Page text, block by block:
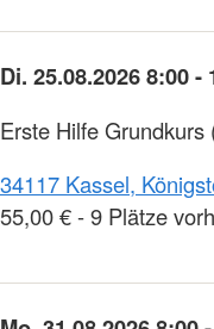
Di. 25.08.2026 8:00 -
Erste Hilfe Grundkurs
34117 Kassel,
55,00 € - 9 Plätze